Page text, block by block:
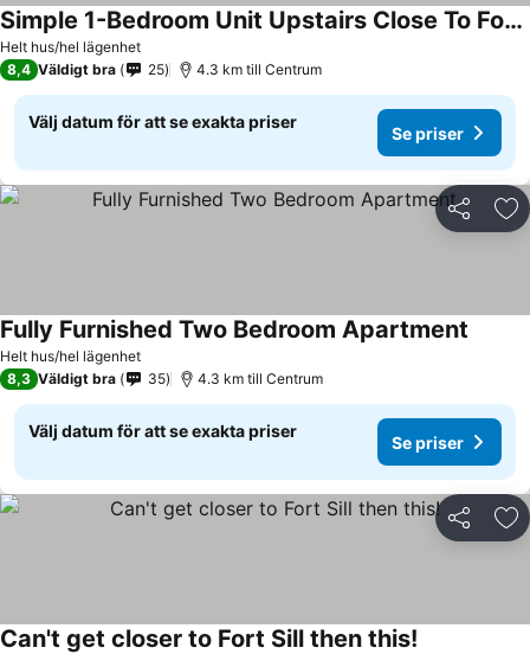
Helt hus/hel lägenhet
Simple 1-Bedroom Unit Upstairs Close To Fort Sill!
Se priser
8,4 Väldigt bra 25 4.3 km till Centrum
Välj datum för att se exakta priser
Se priser
Dela
Helt hus/hel lägenhet
Fully Furnished Two Bedroom Apartment
8,3 Väldigt bra 35 4.3 km till Centrum
Välj datum för att se exakta priser
Se priser
Dela
Can't get closer to Fort Sill then this!